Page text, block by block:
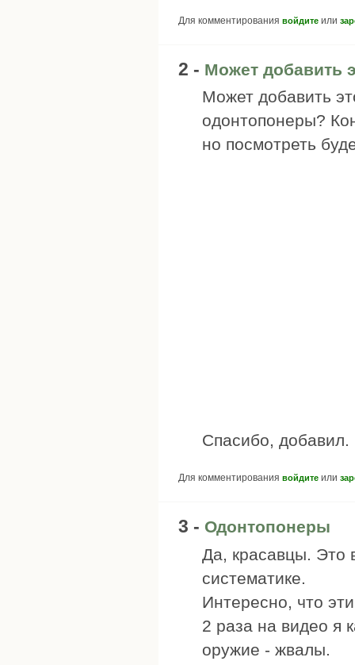
Для комментирования войдите или
2 - Может добавить
Может добавить
одонтопонеры?
но посмотреть
Спасибо, добавил.
Для комментирования войдите или
3 - Одонтопонеры
Да, красавцы. Это
систематике.
Интересно, что
2 раза на видео я
оружие - жвалы.